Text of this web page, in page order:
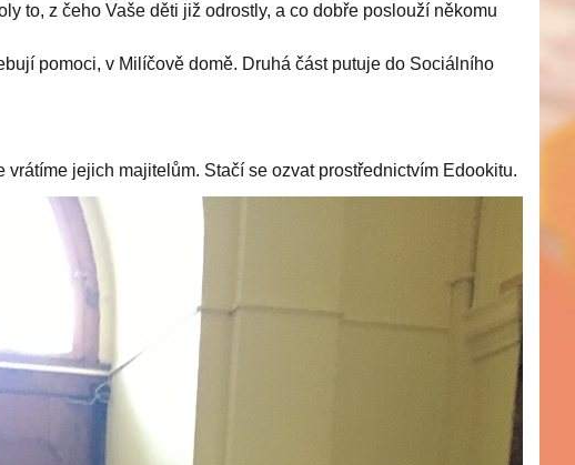
to, z čeho Vaše děti již odrostly, a co dobře poslouží někomu
pomoci, v Milíčově domě. Druhá část putuje do Sociálního
jejich majitelům. Stačí se ozvat prostřednictvím Edookitu.